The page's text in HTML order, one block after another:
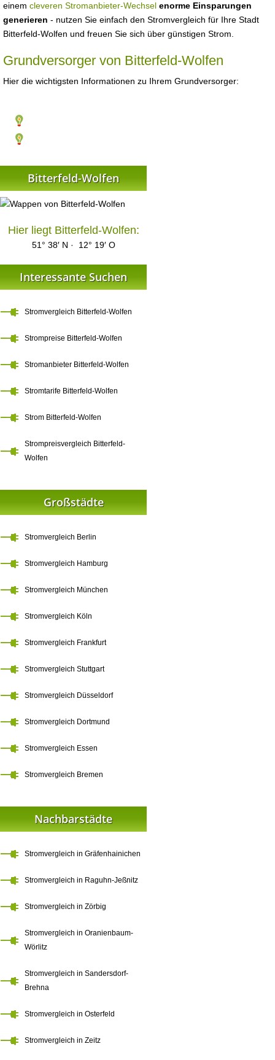
einem cleveren Stromanbieter-Wechsel enorme Einsparungen
generieren - nutzen Sie einfach den Stromvergleich für Ihre Stadt
Bitterfeld-Wolfen und freuen Sie sich über günstigen Strom.
Grundversorger von Bitterfeld-Wolfen
Hier die wichtigsten Informationen zu Ihrem Grundversorger:
Bitterfeld-Wolfen
Hier liegt Bitterfeld-Wolfen:
51° 38′ N · 12° 19′ O
Interessante Suchen
Stromvergleich Bitterfeld-Wolfen
Strompreise Bitterfeld-Wolfen
Stromanbieter Bitterfeld-Wolfen
Stromtarife Bitterfeld-Wolfen
Strom Bitterfeld-Wolfen
Strompreisvergleich Bitterfeld-
Wolfen
Großstädte
Stromvergleich Berlin
Stromvergleich Hamburg
Stromvergleich München
Stromvergleich Köln
Stromvergleich Frankfurt
Stromvergleich Stuttgart
Stromvergleich Düsseldorf
Stromvergleich Dortmund
Stromvergleich Essen
Stromvergleich Bremen
Nachbarstädte
Stromvergleich in Gräfenhainichen
Stromvergleich in Raguhn-Jeßnitz
Stromvergleich in Zörbig
Stromvergleich in Oranienbaum-
Wörlitz
Stromvergleich in Sandersdorf-
Brehna
Stromvergleich in Osterfeld
Stromvergleich in Zeitz